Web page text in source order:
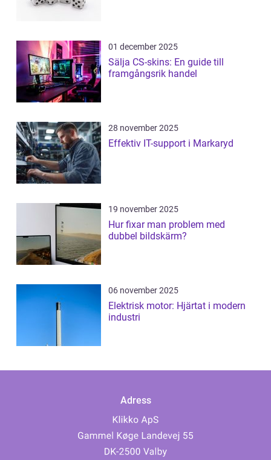
01 december 2025
Sälja CS-skins: En guide till
framgångsrik handel
28 november 2025
Effektiv IT-support i Markaryd
19 november 2025
Hur fixar man problem med
dubbel bildskärm?
06 november 2025
Elektrisk motor: Hjärtat i modern
industri
Adress